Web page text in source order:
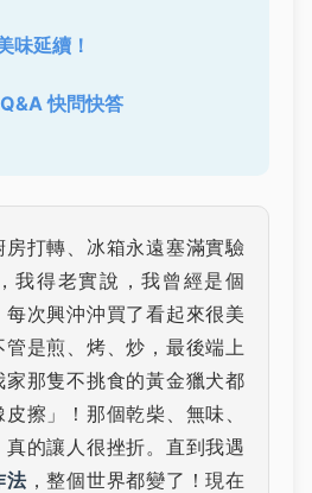
味延續！
快問快答
打轉、冰箱永遠塞滿實驗
我得老實說，我曾經是個
每次興沖沖買了看起來很美
是煎、烤、炒，最後端上
那隻不挑食的黃金獵犬都
擦」！那個乾柴、無味、
的讓人很挫折。直到我遇
法，整個世界都變了！現在